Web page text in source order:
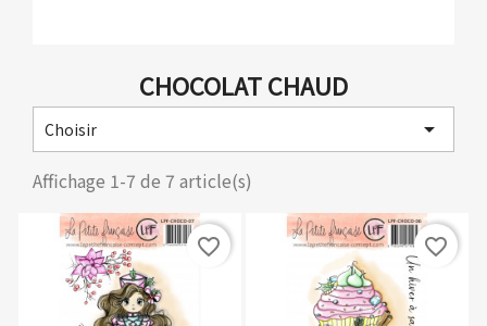
CHOCOLAT CHAUD
Choisir

Affichage 1-7 de 7 article(s)
favorite_border favorite_border